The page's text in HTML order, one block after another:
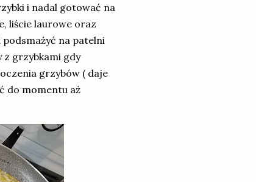
i nadal gotować na
liście laurowe oraz
na patelni
z grzybkami gdy
grzybów ( daje
do momentu aż